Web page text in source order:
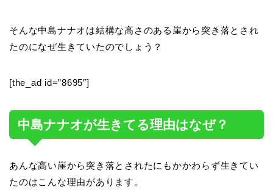
そんな中島ナナオは結構な高さのある崖から突き落とされ
たのになぜ生きていたのでしょう？
[the_ad id=”8695″]
中島ナナオが生きてる理由はなぜ？
あんな高い崖から突き落とされたにもかかわらず生きてい
たのはこんな理由があります。